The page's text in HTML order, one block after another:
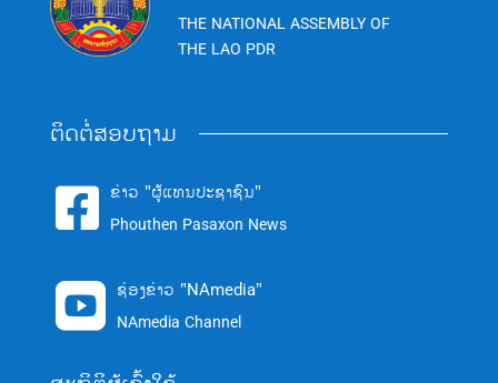
THE NATIONAL ASSEMBLY OF
THE LAO PDR
ຕິດຕໍ່ສອບຖາມ
 ຂ່າວ "ຜູ້ແທນປະຊາຊົນ"
Phouthen Pasaxon News
 ຊ່ອງຂ່າວ "NAmedia"
NAmedia Channel